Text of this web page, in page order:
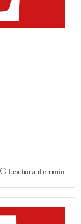
Lectura de 1 min